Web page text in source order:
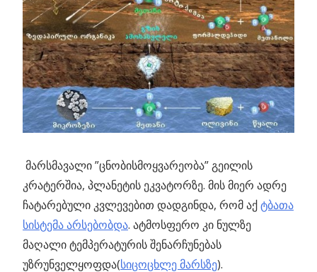
მარსმავალი ”ცნობისმოყვარეობა” გეილის
კრატერშია, პლანეტის ეკვატორზე. მის მიერ ადრე
ჩატარებული კვლევებით დადგინდა, რომ აქტბათა
სისტემა არსებობდა. ატმოსფერო კი ნულზე
მაღალი ტემპერატურის შენარჩუნებას
უზრუნველყოფდა(სიცოცხლე მარსზე).